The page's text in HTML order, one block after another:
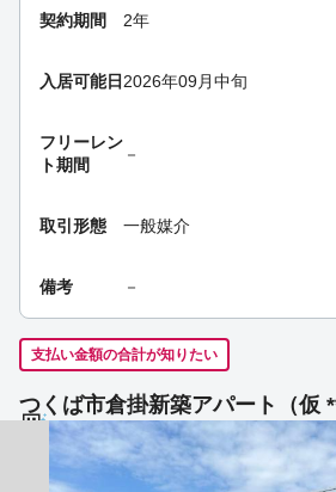
契約期間 2年
入居可能日2026年09月中旬
フリーレン
ト期間
－
取引形態 一般媒介
備考 －
支払い金額の合計が知りたい
つくば市倉掛新築アパート（仮